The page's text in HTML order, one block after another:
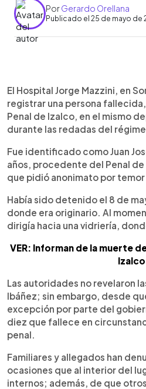
PorGerardo Orellana
Publicado el 25 de mayo de
► Escuchar artículo
El Hospital Jorge Mazzini, en
registrar una persona
Penal de Izalco, en el mismo
durante las redadas del
Fue identificado como Juan
años, procedente del Penal
que pidió anonimato por temor
Había sido detenido el 8 de
donde era originario. Al
dirigía hacia una vidriería,
VER: Informan de la muerte
Izalco
Las autoridades no revelaron
Ibáñez; sin embargo, desde
excepción por parte del
diez que fallece en
penal.
Familiares y allegados han
ocasiones que al interior del
internos; además, de que